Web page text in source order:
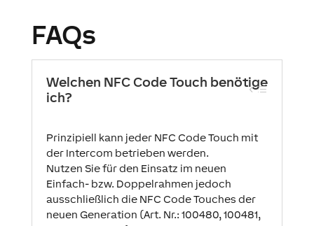
FAQs
Welchen NFC Code Touch benötige
ich?
Prinzipiell kann jeder NFC Code Touch mit
der Intercom betrieben werden.
Nutzen Sie für den Einsatz im neuen
Einfach- bzw. Doppelrahmen jedoch
ausschließlich die NFC Code Touches der
neuen Generation (Art. Nr.: 100480, 100481,